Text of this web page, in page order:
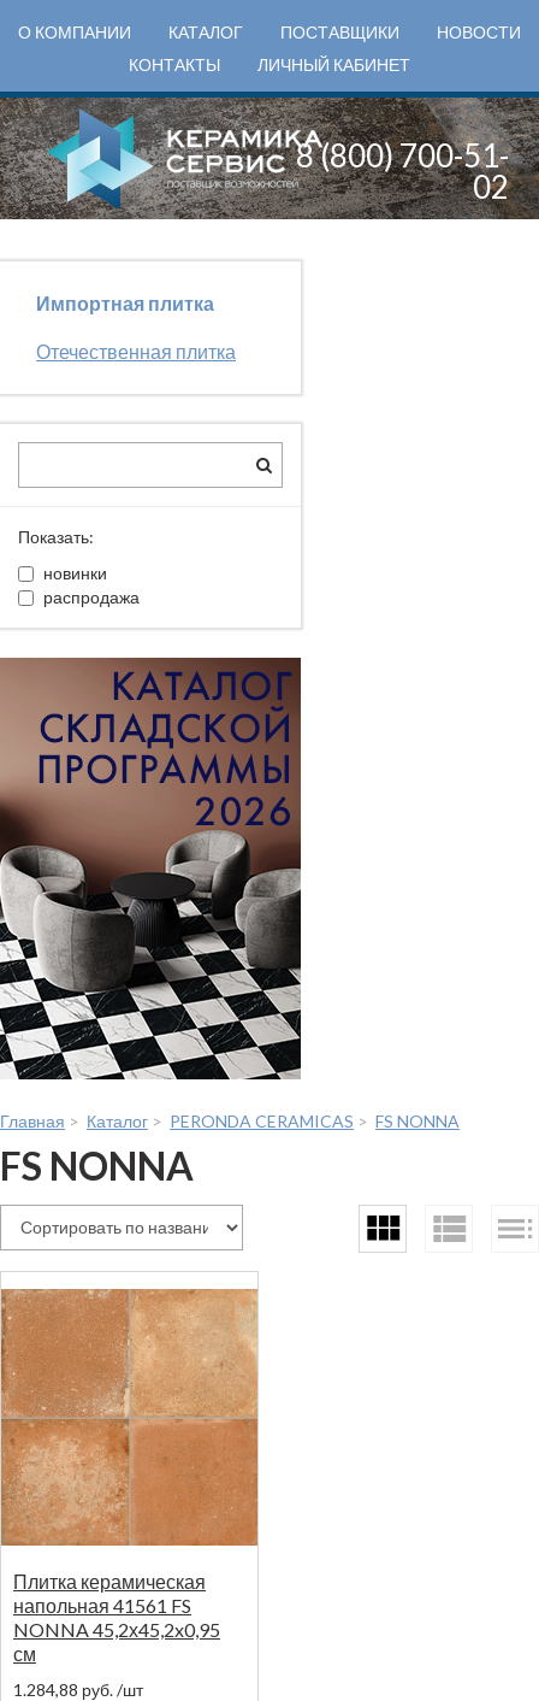
О КОМПАНИИ КАТАЛОГ ПОСТАВЩИКИ
НОВОСТИ
КОНТАКТЫ
ЛИЧНЫЙ КАБИНЕТ
8 (800) 700-51-
02
Импортная плитка
Отечественная плитка
Показать:
новинки
распродажа
Главная > Каталог > PERONDA CERAMICAS > FS NONNA
FS NONNA
Плитка керамическая
напольная 41561 FS
NONNA 45,2х45,2x0,95
см
1.284,88 руб./шт